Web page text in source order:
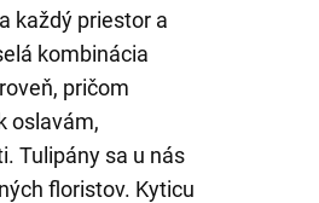
každý priestor a
kombinácia
pričom
oslavám,
Tulipány sa u nás
floristov. Kyticu